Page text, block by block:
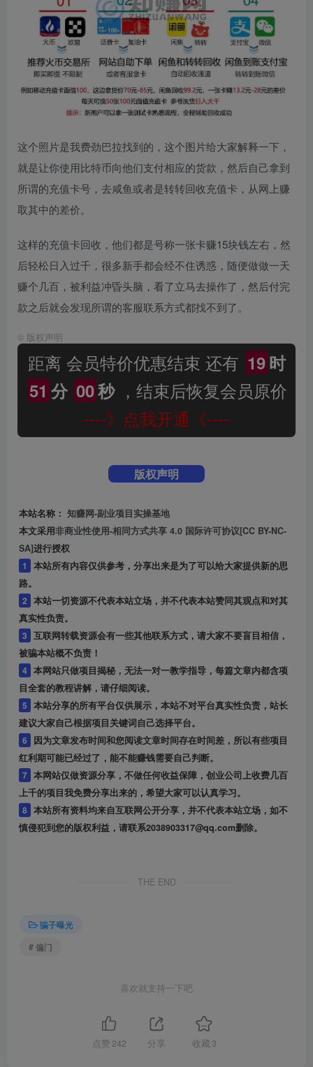
这个照片是我费劲巴拉找到的，这个图片给大家解释一下，
就是让你使用比特币向他们支付相应的货款，然后自己拿到
所谓的充值卡号，去咸鱼或者是转转回收充值卡，从网上赚
取其中的差价。
这样的充值卡回收，他们都是号称一张卡赚15块钱左右，然
后轻松日入过千，很多新手都会经不住诱惑，随便做做一天
赚个几百，被利益冲昏头脑，看了立马去操作了，然后付完
款之后就会发现所谓的客服联系方式都找不到了。
© 版权声明
距离 会员特价优惠结束 还有 19时
51 分 00秒，结束后恢复会员原价
----》点我开通《----
版权声明
本站名称： 知赚网-副业项目实操基地
本文采用非商业性使用-相同方式共享 4.0 国际许可协议[CC BY-NC-
SA]进行授权
1
本站所有内容仅供参考，分享出来是为了可以给大家提供新的思
路。
2 本站一切资源不代表本站立场，并不代表本站赞同其观点和对其
真实性负责。
3 互联网转载资源会有一些其他联系方式，请大家不要盲目相信，
被骗本站概不负责！
4 本网站只做项目揭秘，无法一对一教学指导，每篇文章内都含项
目全套的教程讲解，请仔细阅读。
5 本站分享的所有平台仅供展示，本站不对平台真实性负责，站长
建议大家自己根据项目关键词自己选择平台。
6
因为文章发布时间和您阅读文章时间存在时间差，所以有些项目
红利期可能已经过了，能不能赚钱需要自己判断。
7 本网站仅做资源分享，不做任何收益保障，创业公司上收费几百
上千的项目我免费分享出来的，希望大家可以认真学习。
8 本站所有资料均来自互联网公开分享，并不代表本站立场，如不
慎侵犯到您的版权利益，请联系2038903317@qq.com删除。
THE END
骗子曝光
# 偏门
喜欢就支持一下吧
点赞 242 分享 收藏 3